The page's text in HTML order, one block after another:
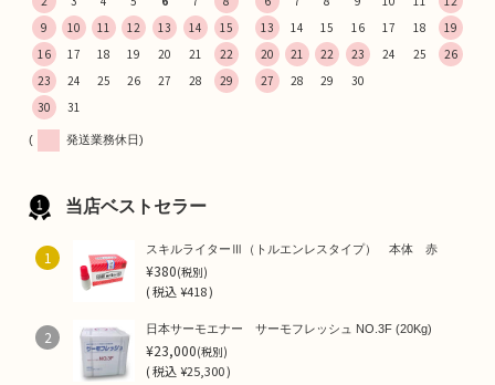
9
10 11 12 13 14
15
16
17 18 19 20 21
22
23
24 25 26 27 28
29
30
31
13
14 15 16 17 18
19
20
21 22 23 24 25
26
27
28 29 30
( 発送業務休日)
当店ベストセラー
1 スキルライターⅢ（トルエンレスタイプ） 本体 赤
¥380(税別)
(税込¥418 )
2 日本サーモエナー サーモフレッシュ NO.3F (20Kg)
¥23,000(税別)
(税込¥25,300 )